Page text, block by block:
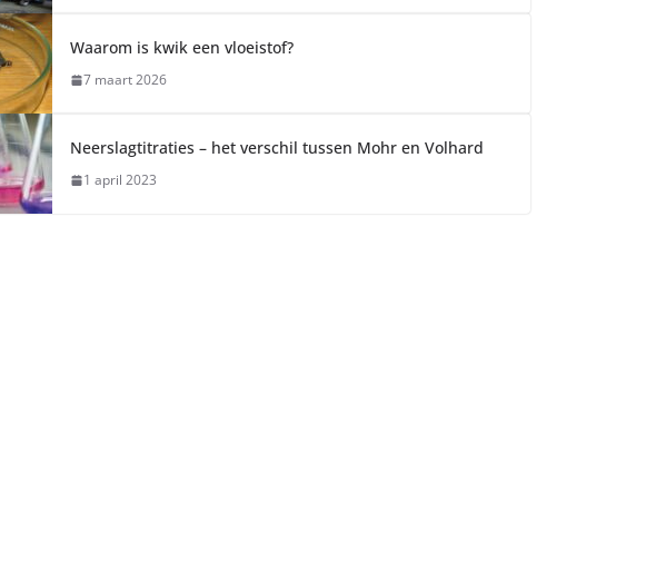
Waarom is kwik een vloeistof?
7 maart 2026
Neerslagtitraties – het verschil tussen Mohr en Volhard
1 april 2023